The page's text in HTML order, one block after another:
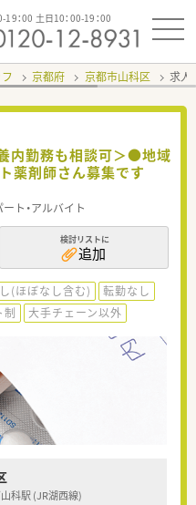
19：00 土日10：00-19：00
京都府 京都市山科区 求人
内勤務も相談可＞●地域
薬剤師さん募集です
ート・アルバイト
検討リストに
追加
(ほぼなし含む)
転勤なし
制 大手チェーン以外
科駅 (JR湖西線)